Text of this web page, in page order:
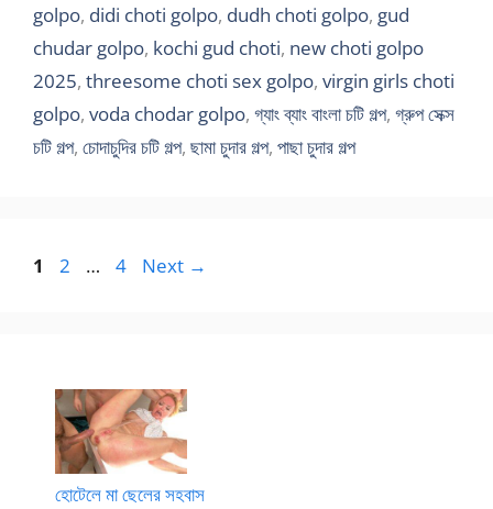
golpo, didi choti golpo, dudh choti golpo, gud
chudar golpo, kochi gud choti, new choti golpo
2025, threesome choti sex golpo, virgin girls choti
golpo, voda chodar golpo, গ্যাং ব্যাং বাংলা চটি গল্প, গ্রুপ সেক্স
চটি গল্প, চোদাচুদির চটি গল্প, ছামা চুদার গল্প, পাছা চুদার গল্প
Page
1 Page
2 … Page
4 Next →
হোটেলে মা ছেলের সহবাস